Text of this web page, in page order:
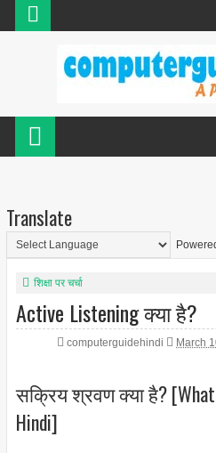
Translate
शिक्षा पर चर्चा
Active Listening क्या है?
computerguidehindi March
सक्रिय श्रवण क्या है?
Hindi]